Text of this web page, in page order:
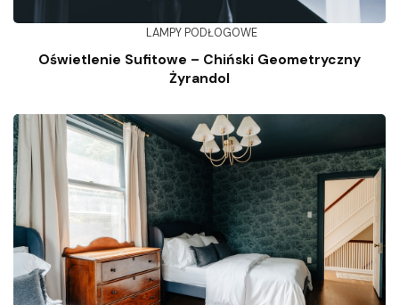
LAMPY PODŁOGOWE
Oświetlenie Sufitowe – Chiński Geometryczny
Żyrandol